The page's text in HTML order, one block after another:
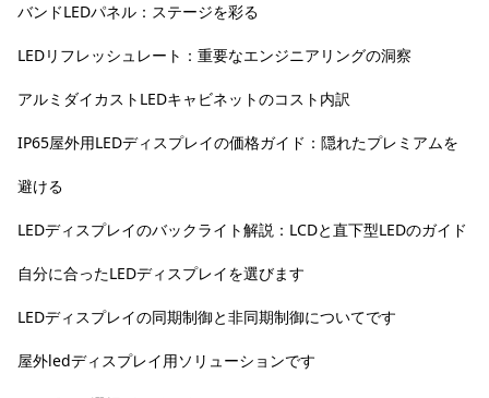
バンドLEDパネル：ステージを彩る
LEDリフレッシュレート：重要なエンジニアリングの洞察
アルミダイカストLEDキャビネットのコスト内訳
IP65屋外用LEDディスプレイの価格ガイド：隠れたプレミアムを
避ける
LEDディスプレイのバックライト解説：LCDと直下型LEDのガイド
自分に合ったLEDディスプレイを選びます
LEDディスプレイの同期制御と非同期制御についてです
屋外ledディスプレイ用ソリューションです